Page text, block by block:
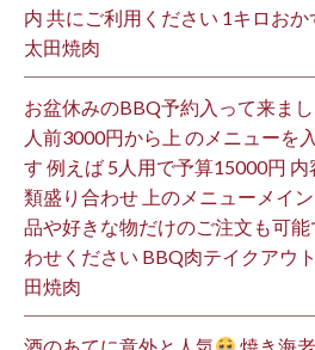
内 共にご利用ください 1キロおか
太田焼肉
お盆休みのBBQ予約入って来ま
人前3000円から上 のメニューを
す 例えば 5人用で予算15000円
類盛り合わせ 上のメニューメイ
品や好きな物だけのご注文も可
わせください BBQ肉テイクアウ
田焼肉